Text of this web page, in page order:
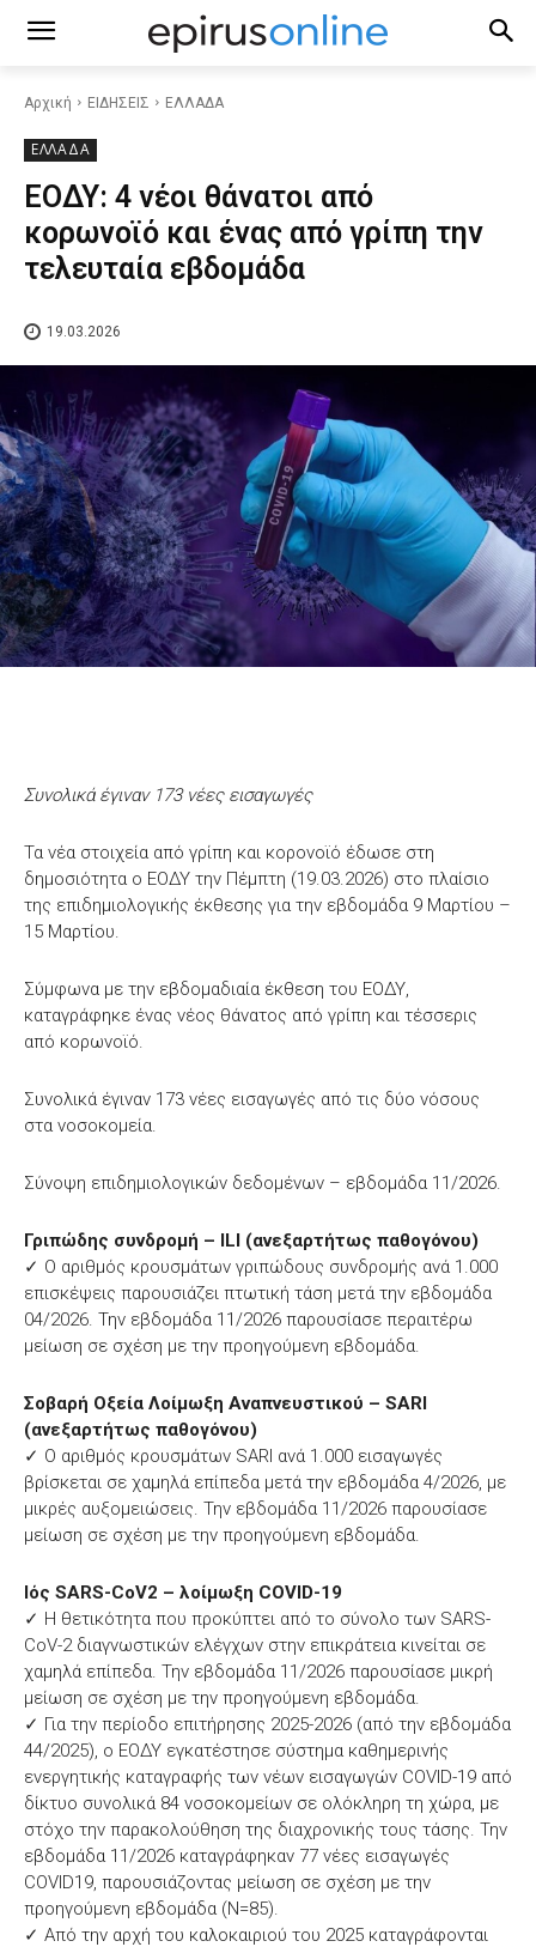
Αρχική ΕΙΔΗΣΕΙΣ ΕΛΛΑΔΑ
ΕΛΛΑΔΑ
ΕΟΔΥ: 4 νέοι θάνατοι από
κορωνοϊό και ένας από γρίπη την
τελευταία εβδομάδα
19.03.2026
Συνολικά έγιναν 173 νέες εισαγωγές
Τα νέα στοιχεία από γρίπη και κορονοϊό έδωσε στη
δημοσιότητα ο ΕΟΔΥ την Πέμπτη (19.03.2026) στο πλαίσιο
της επιδημιολογικής έκθεσης για την εβδομάδα 9 Μαρτίου –
15 Μαρτίου.
Σύμφωνα με την εβδομαδιαία έκθεση του ΕΟΔΥ,
καταγράφηκε ένας νέος θάνατος από γρίπη και τέσσερις
από κορωνοϊό.
Συνολικά έγιναν 173 νέες εισαγωγές από τις δύο νόσους
στα νοσοκομεία.
Σύνοψη επιδημιολογικών δεδομένων – εβδομάδα 11/2026.
Γριπώδης συνδρομή – ILI (ανεξαρτήτως παθογόνου)
✓ Ο αριθμός κρουσμάτων γριπώδους συνδρομής ανά 1.000
επισκέψεις παρουσιάζει πτωτική τάση μετά την εβδομάδα
04/2026. Την εβδομάδα 11/2026 παρουσίασε περαιτέρω
μείωση σε σχέση με την προηγούμενη εβδομάδα.
Σοβαρή Οξεία Λοίμωξη Αναπνευστικού – SARI
(ανεξαρτήτως παθογόνου)
✓ Ο αριθμός κρουσμάτων SARI ανά 1.000 εισαγωγές
βρίσκεται σε χαμηλά επίπεδα μετά την εβδομάδα 4/2026, με
μικρές αυξομειώσεις. Την εβδομάδα 11/2026 παρουσίασε
μείωση σε σχέση με την προηγούμενη εβδομάδα.
Ιός SARS-CoV2 – λοίμωξη COVID-19
✓ Η θετικότητα που προκύπτει από το σύνολο των SARS-
CoV-2 διαγνωστικών ελέγχων στην επικράτεια κινείται σε
χαμηλά επίπεδα. Την εβδομάδα 11/2026 παρουσίασε μικρή
μείωση σε σχέση με την προηγούμενη εβδομάδα.
✓ Για την περίοδο επιτήρησης 2025-2026 (από την εβδομάδα
44/2025), ο ΕΟΔΥ εγκατέστησε σύστημα καθημερινής
ενεργητικής καταγραφής των νέων εισαγωγών COVID-19 από
δίκτυο συνολικά 84 νοσοκομείων σε ολόκληρη τη χώρα, με
στόχο την παρακολούθηση της διαχρονικής τους τάσης. Την
εβδομάδα 11/2026 καταγράφηκαν 77 νέες εισαγωγές
COVID19, παρουσιάζοντας μείωση σε σχέση με την
προηγούμενη εβδομάδα (Ν=85).
✓ Από την αρχή του καλοκαιριού του 2025 καταγράφονται